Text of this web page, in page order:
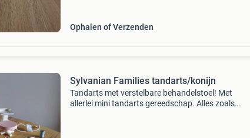
Ophalen of Verzenden
Sylvanian Families tandarts/konijn
Tandarts met verstelbare behandelstoel! Met
allerlei mini tandarts gereedschap. Alles zoals